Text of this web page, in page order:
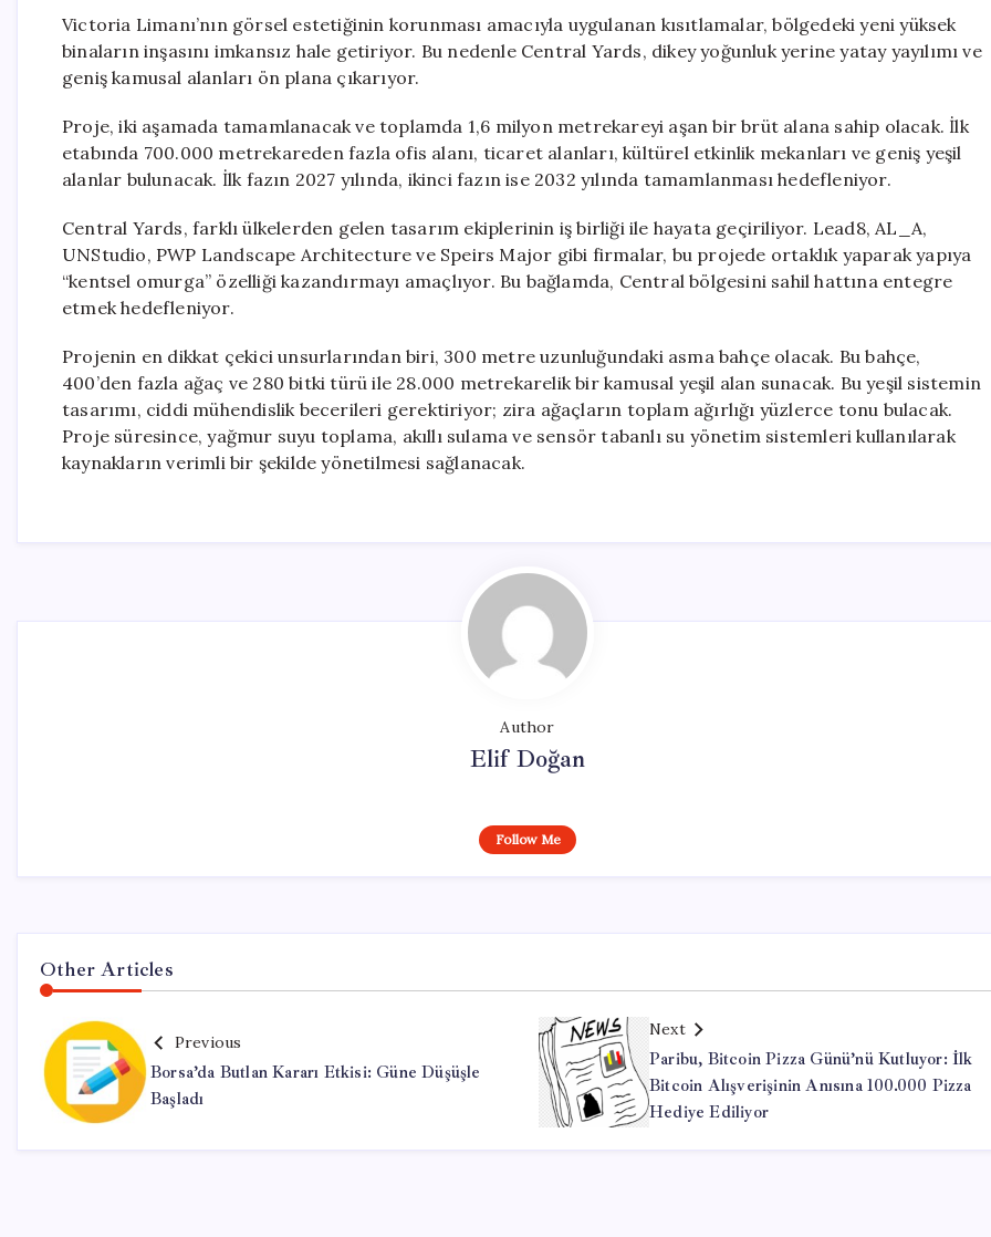
Victoria Limanı’nın görsel estetiğinin korunması amacıyla uygulanan kısıtlamalar, bölgedeki yeni yüksek
binaların inşasını imkansız hale getiriyor. Bu nedenle Central Yards, dikey yoğunluk yerine yatay yayılımı ve
geniş kamusal alanları ön plana çıkarıyor.
Proje, iki aşamada tamamlanacak ve toplamda 1,6 milyon metrekareyi aşan bir brüt alana sahip olacak. İlk
etabında 700.000 metrekareden fazla ofis alanı, ticaret alanları, kültürel etkinlik mekanları ve geniş yeşil
alanlar bulunacak. İlk fazın 2027 yılında, ikinci fazın ise 2032 yılında tamamlanması hedefleniyor.
Central Yards, farklı ülkelerden gelen tasarım ekiplerinin iş birliği ile hayata geçiriliyor. Lead8, AL_A,
UNStudio, PWP Landscape Architecture ve Speirs Major gibi firmalar, bu projede ortaklık yaparak yapıya
“kentsel omurga” özelliği kazandırmayı amaçlıyor. Bu bağlamda, Central bölgesini sahil hattına entegre
etmek hedefleniyor.
Projenin en dikkat çekici unsurlarından biri, 300 metre uzunluğundaki asma bahçe olacak. Bu bahçe,
400’den fazla ağaç ve 280 bitki türü ile 28.000 metrekarelik bir kamusal yeşil alan sunacak. Bu yeşil sistemin
tasarımı, ciddi mühendislik becerileri gerektiriyor; zira ağaçların toplam ağırlığı yüzlerce tonu bulacak.
Proje süresince, yağmur suyu toplama, akıllı sulama ve sensör tabanlı su yönetim sistemleri kullanılarak
kaynakların verimli bir şekilde yönetilmesi sağlanacak.
Author
Elif Doğan
Follow Me
Other Articles
Previous
Borsa’da Butlan Kararı Etkisi: Güne Düşüşle
Başladı
Next
Paribu, Bitcoin Pizza Günü’nü Kutluyor: İlk
Bitcoin Alışverişinin Anısına 100.000 Pizza
Hediye Ediliyor